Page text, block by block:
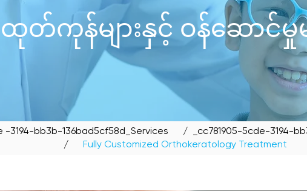
ထုတ်ကုန်များနှင့် ဝန်ဆောင်မှုမ
-3194-bb3b-136bad5cf58d_Services / _cc781905-5cde-3194-
/
Fully Customized Orthokeratology Treatment